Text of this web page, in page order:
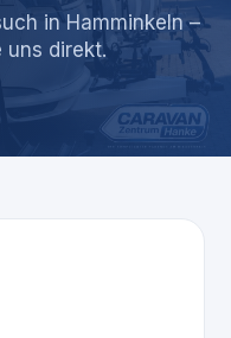
in Hamminkeln –
uns direkt.